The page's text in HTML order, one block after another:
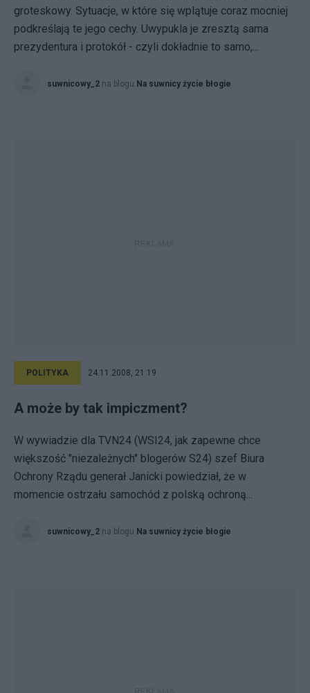
groteskowy. Sytuacje, w które się wplątuje coraz mocniej
podkreślają te jego cechy. Uwypukla je zresztą sama
prezydentura i protokół - czyli dokładnie to samo,...
suwnicowy_2 na blogu Na suwnicy życie błogie
POLITYKA 24.11.2008, 21:19
A może by tak impiczment?
W wywiadzie dla TVN24 (WSI24, jak zapewne chce
większość "niezależnych" blogerów S24) szef Biura
Ochrony Rządu generał Janicki powiedział, że w
momencie ostrzału samochód z polską ochroną...
suwnicowy_2 na blogu Na suwnicy życie błogie